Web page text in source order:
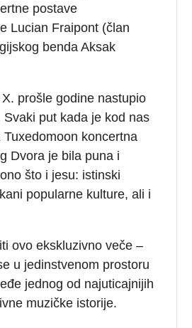
postave
Lucian Fraipont (član
benda Aksak
prošle godine nastupio
Svaki put kada je kod nas
koncertna
Dvora je bila puna i
što i jesu: istinski
popularne kulture, ali i
ovo ekskluzivno veče –
u jedinstvenom prostoru
jednog od najuticajnijih
muzičke istorije.